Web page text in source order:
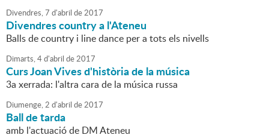
Divendres,7 d'abril de2017
Divendres country a l'Ateneu
Balls de country i line dance per a tots els nivells
Dimarts,4d'abril de2017
Curs Joan Vives d'història de la música
3a xerrada: l'altra cara de la música russa
Diumenge,2 d'abril de2017
Ball de tarda
amb l'actuació de DM Ateneu